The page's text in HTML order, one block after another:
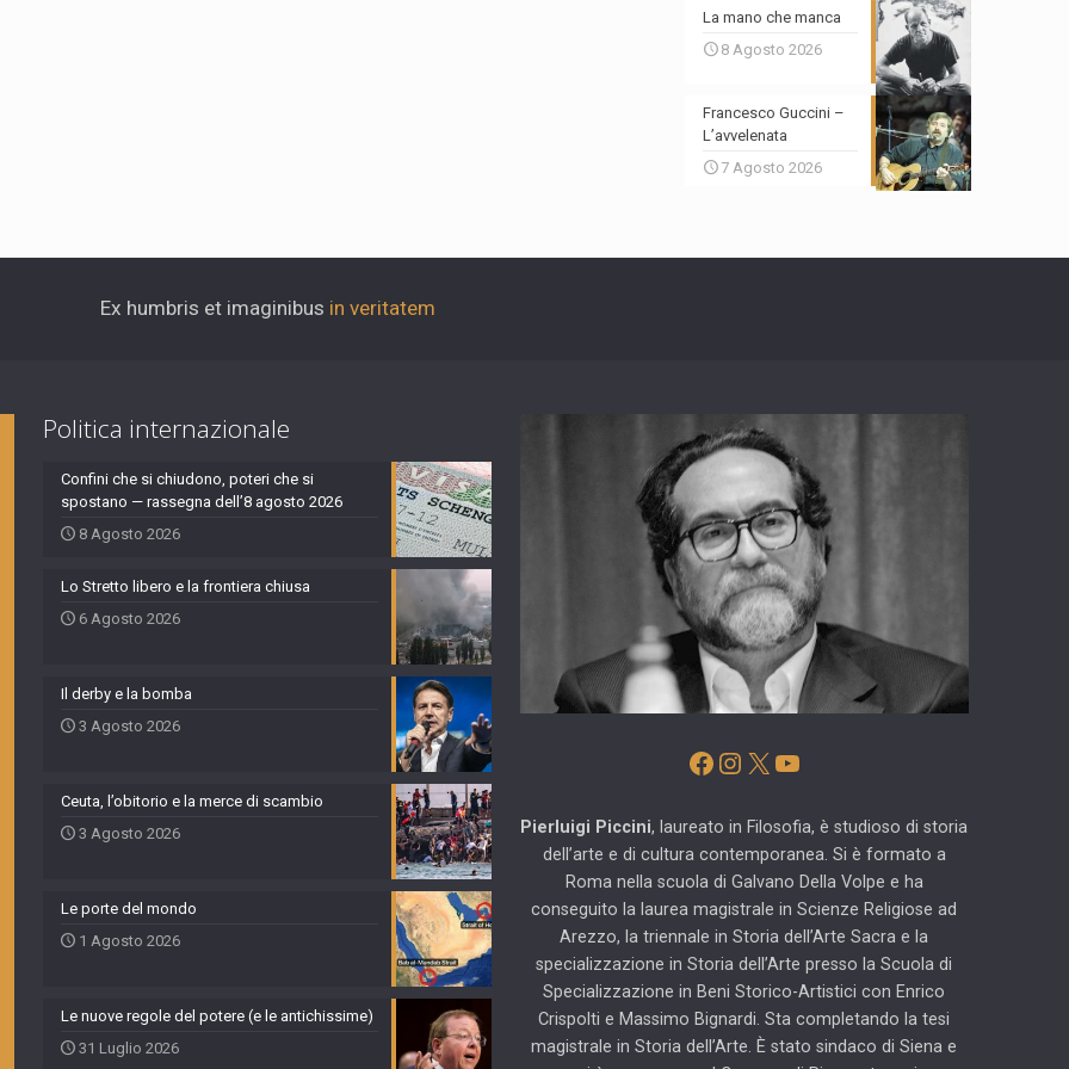
La mano che manca
8 Agosto 2026
Francesco Guccini –
L’avvelenata
7 Agosto 2026
Ex humbris et imaginibus in veritatem
Politica internazionale
Confini che si chiudono, poteri che si
spostano — rassegna dell’8 agosto 2026
8 Agosto 2026
Lo Stretto libero e la frontiera chiusa
6 Agosto 2026
Il derby e la bomba
3 Agosto 2026
Ceuta, l’obitorio e la merce di scambio
3 Agosto 2026
Le porte del mondo
1 Agosto 2026
Le nuove regole del potere (e le antichissime)
31 Luglio 2026
Facebook
Instagram
X YouTube
Pierluigi Piccini, laureato in Filosofia, è studioso di storia
dell’arte e di cultura contemporanea. Si è formato a
Roma nella scuola di Galvano Della Volpe e ha
conseguito la laurea magistrale in Scienze Religiose ad
Arezzo, la triennale in Storia dell’Arte Sacra e la
specializzazione in Storia dell’Arte presso la Scuola di
Specializzazione in Beni Storico-Artistici con Enrico
Crispolti e Massimo Bignardi. Sta completando la tesi
magistrale in Storia dell’Arte. È stato sindaco di Siena e